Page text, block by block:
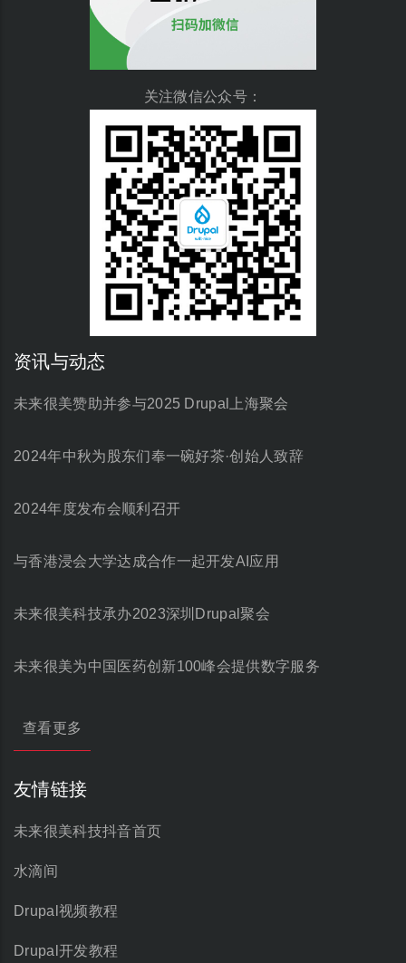
关注微信公众号：
资讯与动态
未来很美赞助并参与2025 Drupal上海聚会
2024年中秋为股东们奉一碗好茶·创始人致辞
2024年度发布会顺利召开
与香港浸会大学达成合作一起开发AI应用
未来很美科技承办2023深圳Drupal聚会
未来很美为中国医药创新100峰会提供数字服务
查看更多
友情链接
未来很美科技抖音首页
水滴间
Drupal视频教程
Drupal开发教程